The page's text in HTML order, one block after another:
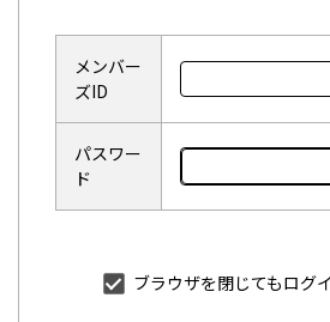
メンバー
ズID
パスワー
ド
ブラウザを閉じてもログ